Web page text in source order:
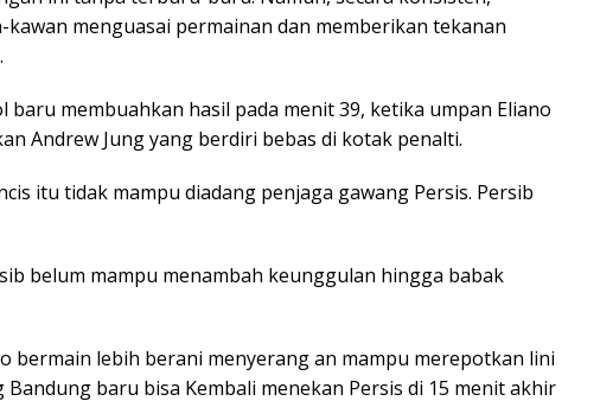
kawan menguasai permainan dan memberikan tekanan
baru membuahkan hasil pada menit 39, ketika umpan Eliano
Andrew Jung yang berdiri bebas di kotak penalti.
itu tidak mampu diadang penjaga gawang Persis. Persib
belum mampu menambah keunggulan hingga babak
bermain lebih berani menyerang an mampu merepotkan lini
baru bisa Kembali menekan Persis di 15 menit akhir